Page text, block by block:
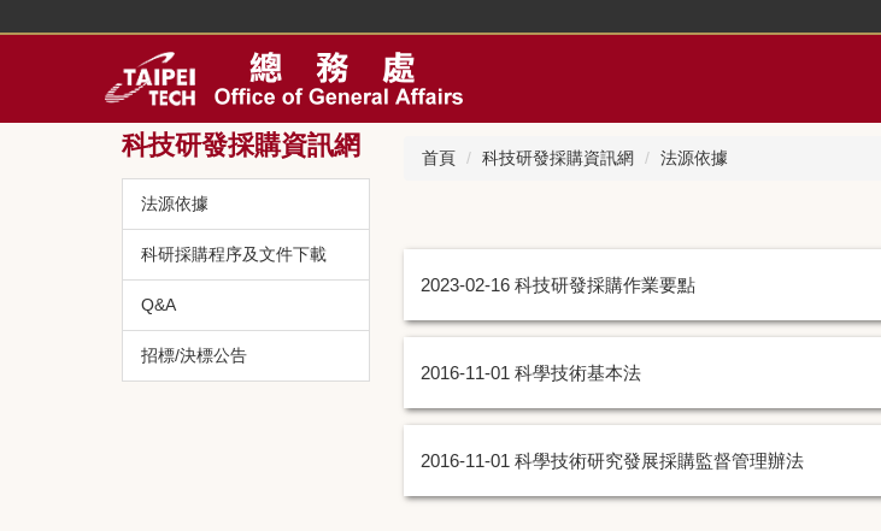
科技研發採購資訊網
法源依據
科研採購程序及文件下載
Q&A
招標/決標公告
首頁 科技研發採購資訊網 法源依據
2023-02-16 科技研發採購作業要點
2016-11-01 科學技術基本法
2016-11-01 科學技術研究發展採購監督管理辦法